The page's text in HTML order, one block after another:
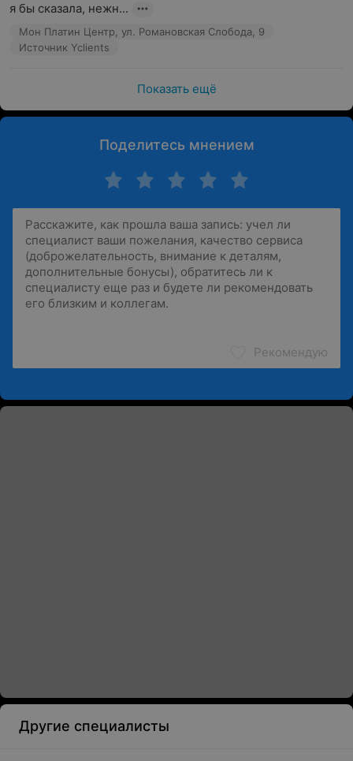
я бы сказала, нежн...
Мон Платин Центр, ул. Романовская Слобода, 9
Источник Yclients
Показать ещё
Поделитесь мнением
Рекомендую
Другие специалисты